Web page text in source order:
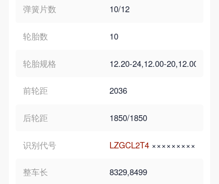
弹簧片数 10/12
轮胎数 10
轮胎规格 12.20-24,12.00-20,12.00R20
前轮距 2036
后轮距 1850/1850
识别代号 LZGCL2T4 ×××××××××
整车长 8329,8499